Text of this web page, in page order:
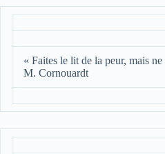
« Faites le lit de la peur, mais
M. Cornouardt